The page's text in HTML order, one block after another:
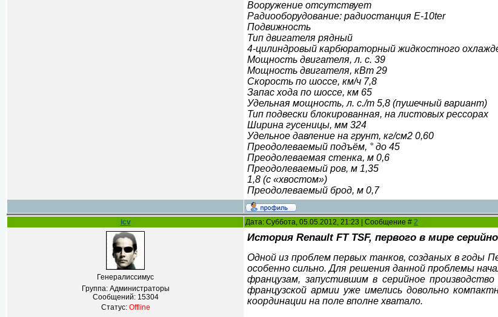
Вооружение отсутствует
Радиооборудование: радиостанция E-10ter
Подвижность
Тип двигателя рядный
4-цилиндровый карбюраторный жидкостного
Мощность двигателя, л. с. 39
Мощность двигателя, кВт 29
Скорость по шоссе, км/ч 7,8
Запас хода по шоссе, км 65
Удельная мощность, л. с./т 5,8 (пушечный вариант)
Тип подвески блокированная, на листовых рессорах
Ширина гусеницы, мм 324
Удельное давление на грунт, кг/см2 0,60
Преодолеваемый подъём, ° до 45
Преодолеваемая стенка, м 0,6
Преодолеваемый ров, м 1,35
1,8 (с «хвостом»)
Преодолеваемый брод, м 0,7
icv Дата: Суббота, 05.05.2012, 21:23 | Сообщение # 2
Генералиссимус
Группа: Администраторы
Сообщений: 15304
Статус: Offline
История Renault FT TSF, первого в мире
Одной из проблем первых танков, созданых в годы
особенно сильно. Для решения данной проблемы
французам, запустившим в серийное
французской армии уже имелись довольно
координации на поле вполне хватало.